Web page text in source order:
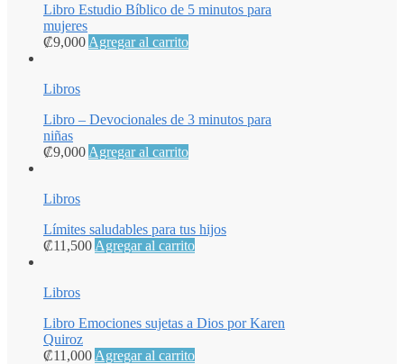
Libro Estudio Bíblico de 5 minutos para
mujeres
₡9,000 Agregar al carrito
Libros
Libro – Devocionales de 3 minutos para
niñas
₡9,000 Agregar al carrito
Libros
Límites saludables para tus hijos
₡11,500 Agregar al carrito
Libros
Libro Emociones sujetas a Dios por Karen
Quiroz
₡11,000 Agregar al carrito